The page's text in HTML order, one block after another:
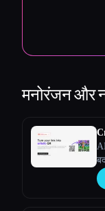
मनोरंजन और